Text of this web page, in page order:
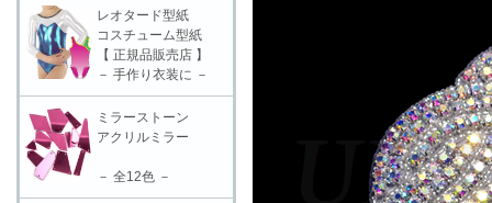
レオタード型紙
コスチューム型紙
【 正規品販売店 】
－ 手作り衣装に －
ミラーストーン
アクリルミラー
－ 全12色 －